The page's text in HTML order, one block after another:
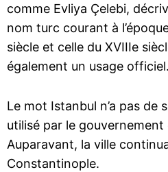
comme Evliya Çelebi,
nom turc courant à
siècle et celle du XVIIIe
également un usage officiel.
Le mot Istanbul n’a pas de
utilisé par le gouvernement
Auparavant, la ville
Constantinople.